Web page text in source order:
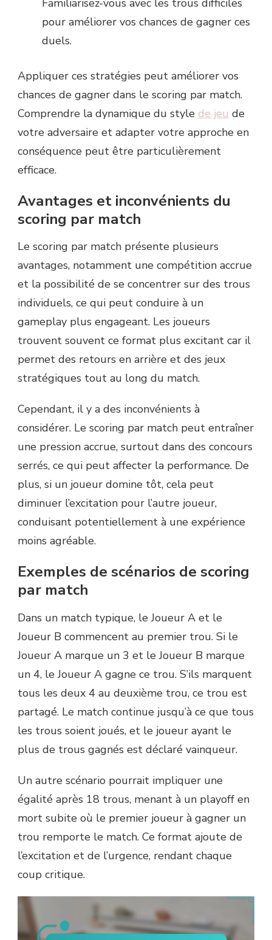
pour améliorer vos chances de gagner ces
duels.
Appliquer ces stratégies peut améliorer vos
chances de gagner dans le scoring par match.
Comprendre la dynamique du style de jeu de
votre adversaire et adapter votre approche en
conséquence peut être particulièrement
efficace.
Avantages et inconvénients du
scoring par match
Le scoring par match présente plusieurs
avantages, notamment une compétition accrue
et la possibilité de se concentrer sur des trous
individuels, ce qui peut conduire à un
gameplay plus engageant. Les joueurs
trouvent souvent ce format plus excitant car il
permet des retours en arrière et des jeux
stratégiques tout au long du match.
Cependant, il y a des inconvénients à
considérer. Le scoring par match peut entraîner
une pression accrue, surtout dans des concours
serrés, ce qui peut affecter la performance. De
plus, si un joueur domine tôt, cela peut
diminuer l’excitation pour l’autre joueur,
conduisant potentiellement à une expérience
moins agréable.
Exemples de scénarios de scoring
par match
Dans un match typique, le Joueur A et le
Joueur B commencent au premier trou. Si le
Joueur A marque un 3 et le Joueur B marque
un 4, le Joueur A gagne ce trou. S’ils marquent
tous les deux 4 au deuxième trou, ce trou est
partagé. Le match continue jusqu’à ce que tous
les trous soient joués, et le joueur ayant le
plus de trous gagnés est déclaré vainqueur.
Un autre scénario pourrait impliquer une
égalité après 18 trous, menant à un playoff en
mort subite où le premier joueur à gagner un
trou remporte le match. Ce format ajoute de
l’excitation et de l’urgence, rendant chaque
coup critique.